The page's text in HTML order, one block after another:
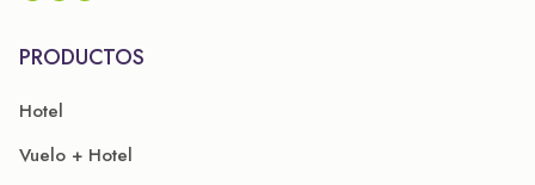
PRODUCTOS
Hotel
Vuelo + Hotel